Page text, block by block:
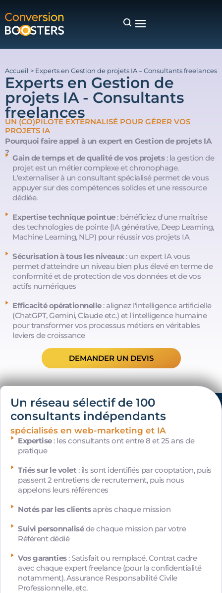
Accueil > Experts en Gestion de projets IA – Consultants freelances
Experts en Gestion de
projets IA - Consultants
freelances
UN (CO)PILOTE EXTERNALISÉ POUR GÉRER VOS
PROJETS IA
Pourquoi faire appel à un expert en Gestion de projets IA
?
Gain de temps et de qualité de vos projets : la gestion de
projet est un métier complexe et chronophage.
L'externaliser à un consultant spécialisé permet de vous
appuyer sur des compétences solides et une ressource
dédiée.
Expertise technique pointue: bénéficiez d'une maîtrise
des technologies de pointe (IA générative, Deep Learning,
Machine Learning, NLP) pour réussir vos projets IA
Sécurisation à tous les niveaux : un expert IA vous
permet d'atteindre un niveau bien plus élevé en terme de
conformité et de protection de vos données et de vos
actifs numériques
Efficacité opérationnelle: alignez l'intelligence artificielle
(ChatGPT, Gemini, Claude etc.) et l'intelligence humaine
pour transformer vos processus métiers en véritables
leviers de croissance
DEMANDER UN DEVIS
Un réseau sélectif de 100
consultants indépendants
spécialisés en web-marketing et IA
Expertise: les consultants ont entre 8 et 25 ans de
pratique
Triés sur le volet : ils sont identifiés par cooptation, puis
passent 2 entretiens de recrutement, puis nous
appelons leurs références
Notés par les clientsaprès chaque mission
Suivi personnaliséde chaque mission par votre
Référent dédié
Vos garanties : Satisfait ou remplacé. Contrat cadre
avec chaque expert freelance (pour la confidentialité
notamment). Assurance Responsabilité Civile
Professionnelle, etc.